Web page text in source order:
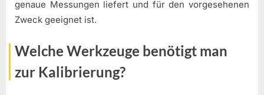
genaue Messungen liefert und für den vorgesehenen
Zweck geeignet ist.
Welche Werkzeuge benötigt man
zur Kalibrierung?